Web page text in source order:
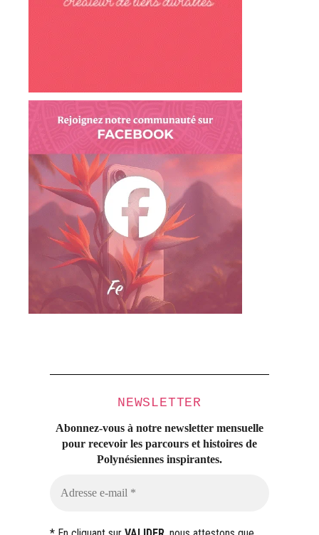
NEWSLETTER
Abonnez-vous à notre newsletter mensuelle
pour recevoir les parcours et histoires de
Polynésiennes inspirantes.